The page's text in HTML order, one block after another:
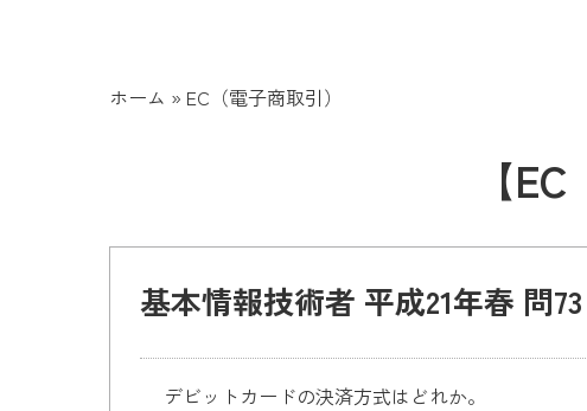
ホーム » EC（電子商取引）
【
基本情報技術者 平成21年春 問73
デビットカードの決済方式はどれか。